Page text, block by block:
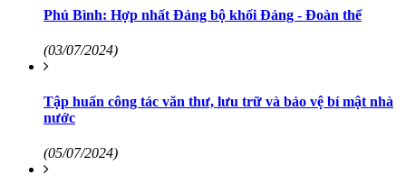
Phú Bình: Hợp nhất Đảng bộ khối Đảng - Đoàn thể
(03/07/2024)
Tập huấn công tác văn thư, lưu trữ và bảo vệ bí mật nhà
nước
(05/07/2024)